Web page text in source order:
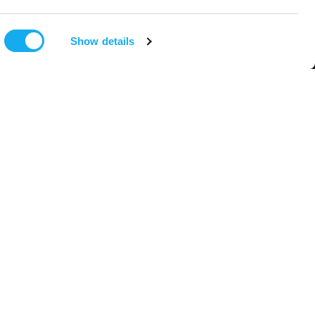
Show details
Mitt konto
Om oss
Service
Köpvillkor